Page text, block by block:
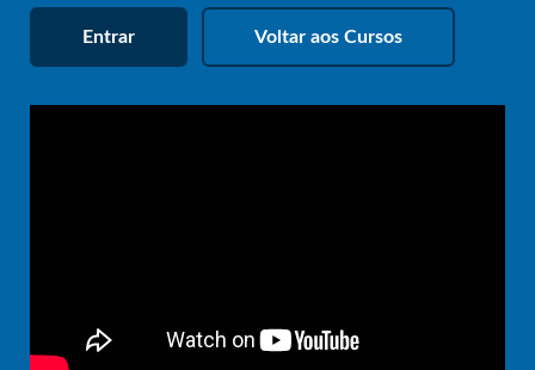
Entrar Voltar aos Cursos